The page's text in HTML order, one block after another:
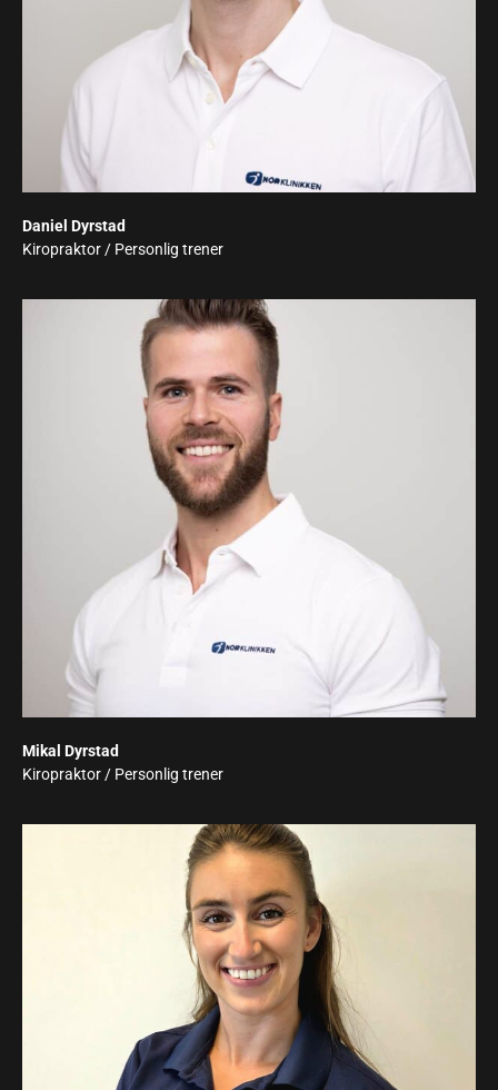
Daniel Dyrstad
Kiropraktor / Personlig trener
Mikal Dyrstad
Kiropraktor / Personlig trener